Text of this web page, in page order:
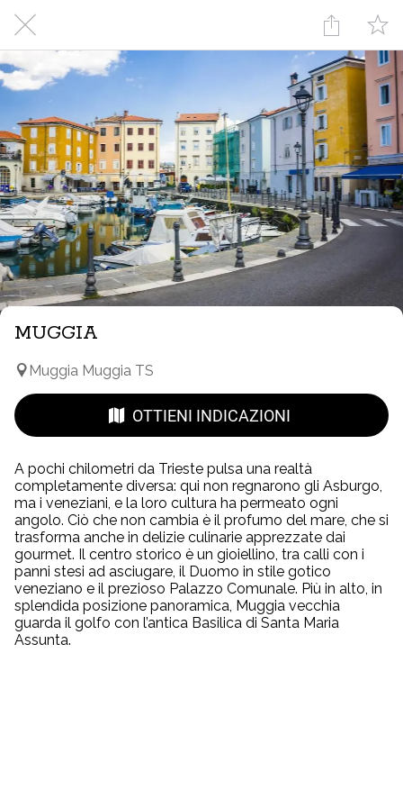
MUGGIA
Muggia Muggia TS
OTTIENI INDICAZIONI
A pochi chilometri da Trieste pulsa una realtà
completamente diversa: qui non regnarono gli Asburgo,
ma i veneziani, e la loro cultura ha permeato ogni
angolo. Ciò che non cambia è il profumo del mare, che si
trasforma anche in delizie culinarie apprezzate dai
gourmet. Il centro storico è un gioiellino, tra calli con i
panni stesi ad asciugare, il Duomo in stile gotico
veneziano e il prezioso Palazzo Comunale. Più in alto, in
splendida posizione panoramica, Muggia vecchia
guarda il golfo con l’antica Basilica di Santa Maria
Assunta.